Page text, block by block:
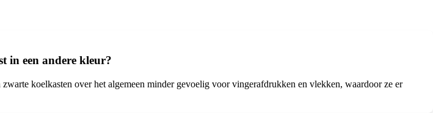
in een andere kleur?
koelkasten over het algemeen minder gevoelig voor vingerafdrukken en vlekken, waardoor ze er